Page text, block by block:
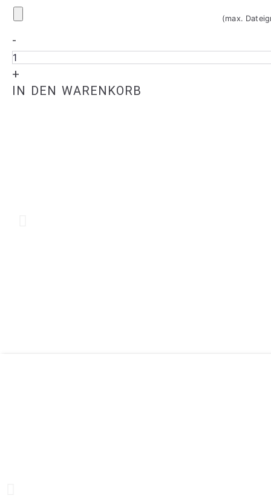
(max.
-
Menge
+
IN DEN WARENKORB